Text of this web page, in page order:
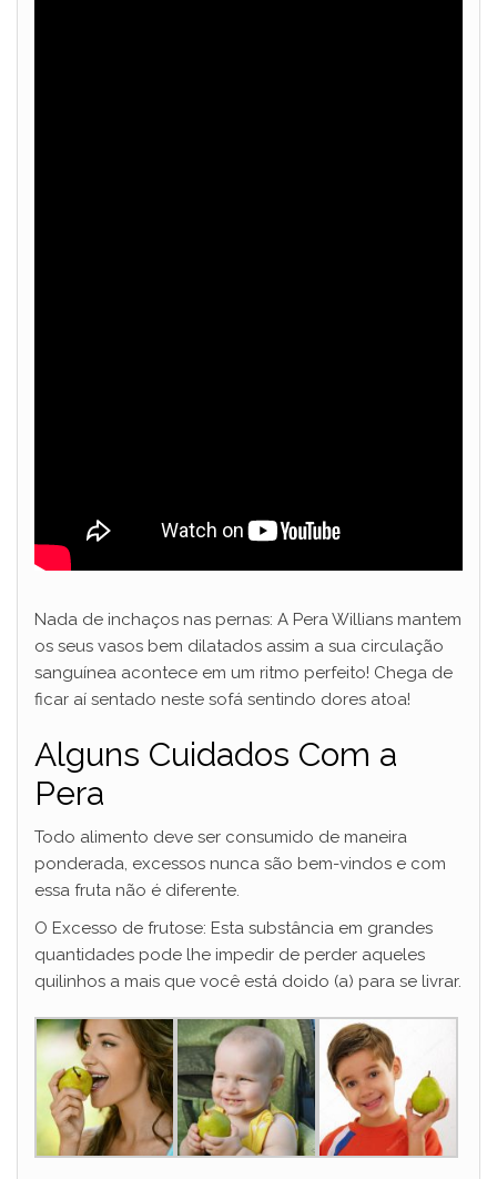
Nada de inchaços nas pernas: A Pera Willians mantem
os seus vasos bem dilatados assim a sua circulação
sanguínea acontece em um ritmo perfeito! Chega de
ficar aí sentado neste sofá sentindo dores atoa!
Alguns Cuidados Com a
Pera
Todo alimento deve ser consumido de maneira
ponderada, excessos nunca são bem-vindos e com
essa fruta não é diferente.
O Excesso de frutose: Esta substância em grandes
quantidades pode lhe impedir de perder aqueles
quilinhos a mais que você está doido (a) para se livrar.